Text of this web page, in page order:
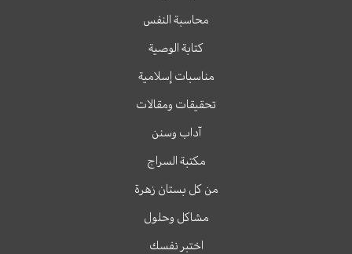
محاسبة النفس
كتابة الوصية
مناسبات إسلامية
تحقيقات ومقالات
آداب وسنن
مكتبة السراج
من كل بستان زهرة
مشاكل وحلول
اختبر نفسك